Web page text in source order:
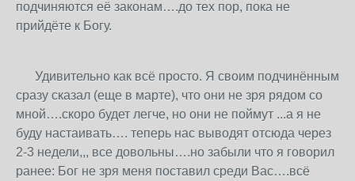
подчиняются её законам….до тех пор, пока не
прийдёте к Богу.
Удивительно как всё просто. Я своим подчинённым
сразу сказал (еще в марте), что они не зря рядом со
мной….скоро будет легче, но они не поймут ...а я не
буду настаивать…. теперь нас выводят отсюда через
2-3 недели,,, все довольны….но забыли что я говорил
ранее: Бог не зря меня поставил среди Вас….всё